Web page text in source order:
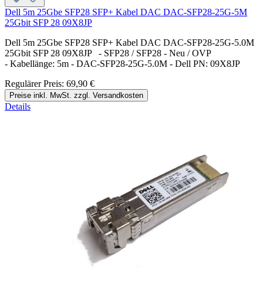
Dell 5m 25Gbe SFP28 SFP+ Kabel DAC DAC-SFP28-25G-5M
25Gbit SFP 28 09X8JP
Dell 5m 25Gbe SFP28 SFP+ Kabel DAC DAC-SFP28-25G-5.0M
25Gbit SFP 28 09X8JP - SFP28 / SFP28 - Neu / OVP
- Kabellänge: 5m - DAC-SFP28-25G-5.0M - Dell PN: 09X8JP
Regulärer Preis: 69,90 €
Preise inkl. MwSt. zzgl. Versandkosten
Details